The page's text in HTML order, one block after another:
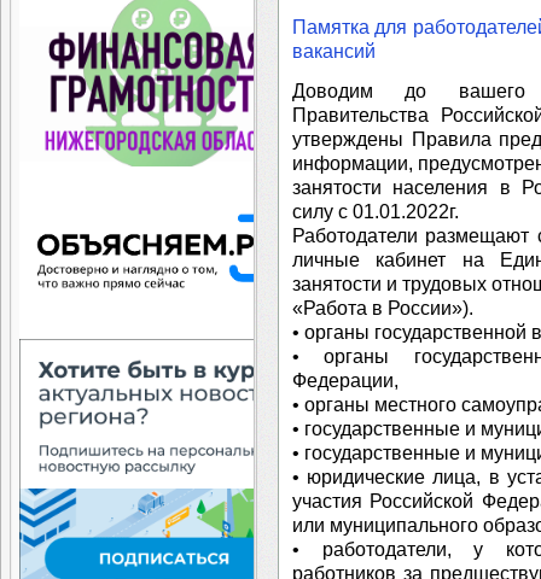
Памятка для
вакансий
Доводим до вашего
Правительства
утверждены Правила
информации,
занятости населения в
силу с 01.01.2022г.
Работодатели
личные кабинет на
занятости и трудовых
«Работа в России»).
• органы государственной
• органы
Федерации,
• органы местного
• государственные и
• государственные и
• юридические лица, в
участия Российской
или муниципального
• работодатели, у
работников за